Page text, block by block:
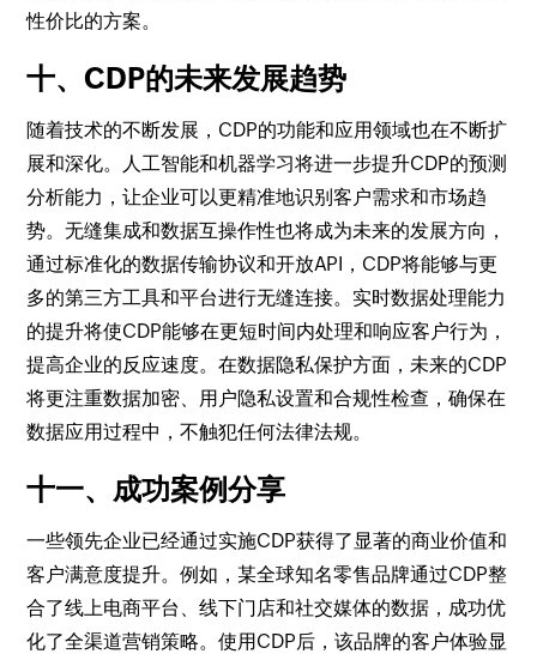
性价比的方案。
十、CDP的未来发展趋势
随着技术的不断发展，CDP的功能和应用领域也在不断扩
展和深化。人工智能和机器学习将进一步提升CDP的预测
分析能力，让企业可以更精准地识别客户需求和市场趋
势。无缝集成和数据互操作性也将成为未来的发展方向，
通过标准化的数据传输协议和开放API，CDP将能够与更
多的第三方工具和平台进行无缝连接。实时数据处理能力
的提升将使CDP能够在更短时间内处理和响应客户行为，
提高企业的反应速度。在数据隐私保护方面，未来的CDP
将更注重数据加密、用户隐私设置和合规性检查，确保在
数据应用过程中，不触犯任何法律法规。
十一、成功案例分享
一些领先企业已经通过实施CDP获得了显著的商业价值和
客户满意度提升。例如，某全球知名零售品牌通过CDP整
合了线上电商平台、线下门店和社交媒体的数据，成功优
化了全渠道营销策略。使用CDP后，该品牌的客户体验显